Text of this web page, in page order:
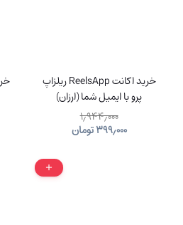
خرید اکانت ReelsApp ریلزاپ
پرو با ایمیل شما (ارزان)
۱٫۹۴۴٫۰۰۰
۳۹۹٫۰۰۰تومان